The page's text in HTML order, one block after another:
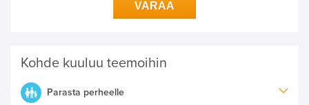
VARAA
Kohde kuuluu teemoihin
Parasta perheelle